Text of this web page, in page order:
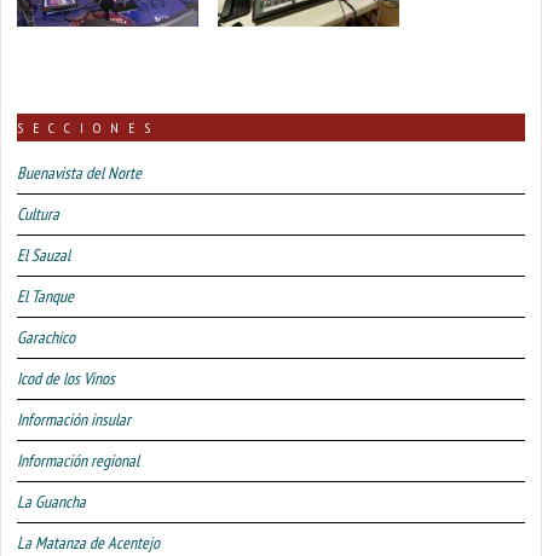
SECCIONES
Buenavista del Norte
Cultura
El Sauzal
El Tanque
Garachico
Icod de los Vinos
Información insular
Información regional
La Guancha
La Matanza de Acentejo